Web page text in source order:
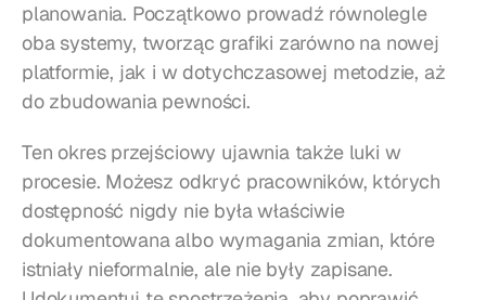
planowania. Początkowo prowadź równolegle
oba systemy, tworząc grafiki zarówno na nowej
platformie, jak i w dotychczasowej metodzie, aż
do zbudowania pewności.
Ten okres przejściowy ujawnia także luki w
procesie. Możesz odkryć pracowników, których
dostępność nigdy nie była właściwie
dokumentowana albo wymagania zmian, które
istniały nieformalnie, ale nie były zapisane.